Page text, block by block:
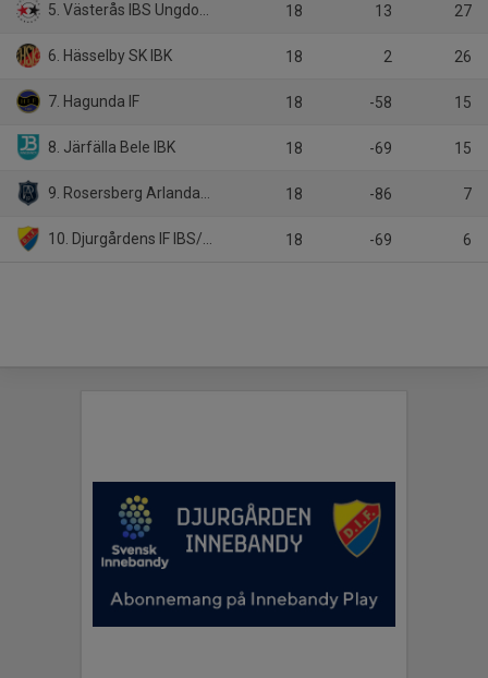
5. Västerås IBS Ungdom 18 13 27
6. Hässelby SK IBK 18 2 26
7. Hagunda IF 18 -58 15
8. Järfälla Bele IBK 18 -69 15
9. Rosersberg Arlanda IBK 18 -86 7
10. Djurgårdens IF IBS/Väsby AIK 18 -69 6